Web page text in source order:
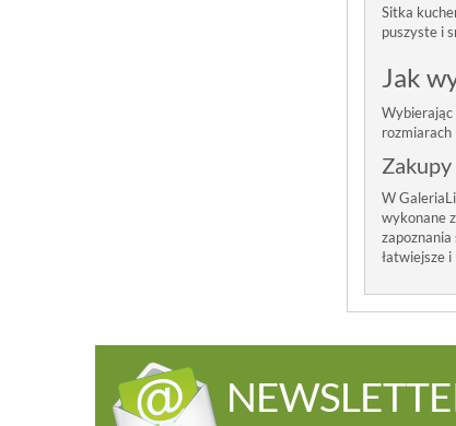
Sitka
puszyste i
Jak
Wybierając
rozmiarach
W
wykonane
łatwiejsze